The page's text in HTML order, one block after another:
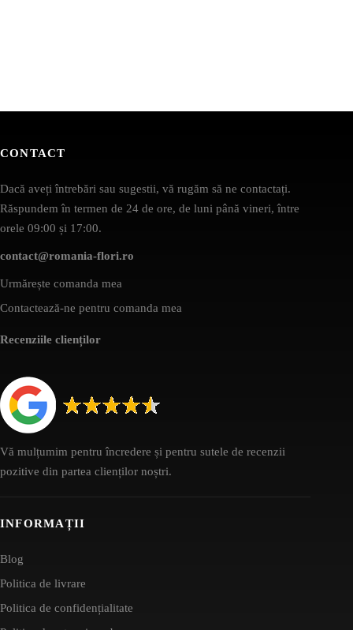
CONTACT
Dacă aveți întrebări sau sugestii, vă rugăm să ne contactați.
Răspundem în termen de 24 de ore, de luni până vineri, între
orele 09:00 și 17:00.
contact@romania-flori.ro
Urmărește comanda mea
Contactează-ne pentru comanda mea
Recenziile clienților
Vă mulțumim pentru încredere și pentru sutele de recenzii
pozitive din partea clienților noștri.
INFORMAȚII
Blog
Politica de livrare
Politica de confidențialitate